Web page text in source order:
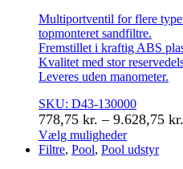
Multiportventil for flere
topmonteret sandfiltre.
Fremstillet i kraftig ABS
Kvalitet med stor
Leveres uden manometer.
SKU: D43-130000
778,75 kr. – 9.628,75 kr.
Vælg muligheder
Dette
Filtre, Pool, Pool udstyr